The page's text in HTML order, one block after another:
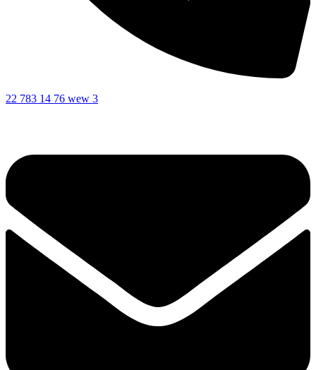
22 783 14 76 wew 3